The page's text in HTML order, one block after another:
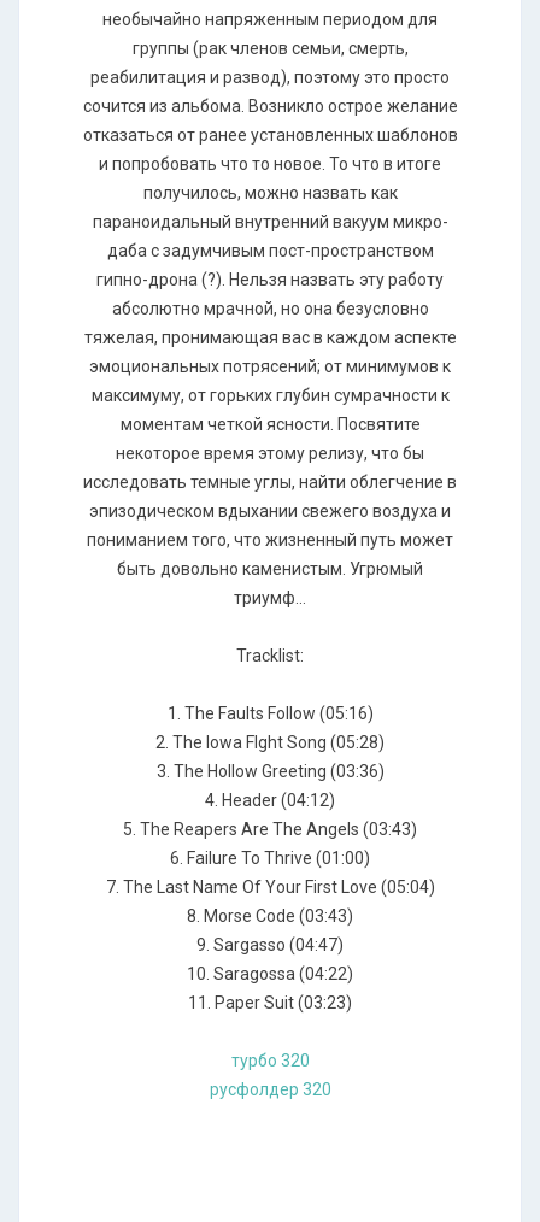
необычайно напряженным периодом для
группы (рак членов семьи, смерть,
реабилитация и развод), поэтому это просто
сочится из альбома. Возникло острое желание
отказаться от ранее установленных шаблонов
и попробовать что то новое. То что в итоге
получилось, можно назвать как
параноидальный внутренний вакуум микро-
даба с задумчивым пост-пространством
гипно-дрона (?). Нельзя назвать эту работу
абсолютно мрачной, но она безусловно
тяжелая, пронимающая вас в каждом аспекте
эмоциональных потрясений; от минимумов к
максимуму, от горьких глубин сумрачности к
моментам четкой ясности. Посвятите
некоторое время этому релизу, что бы
исследовать темные углы, найти облегчение в
эпизодическом вдыхании свежего воздуха и
пониманием того, что жизненный путь может
быть довольно каменистым. Угрюмый
триумф...
Tracklist:
1. The Faults Follow (05:16)
2. The Iowa FIght Song (05:28)
3. The Hollow Greeting (03:36)
4. Header (04:12)
5. The Reapers Are The Angels (03:43)
6. Failure To Thrive (01:00)
7. The Last Name Of Your First Love (05:04)
8. Morse Code (03:43)
9. Sargasso (04:47)
10. Saragossa (04:22)
11. Paper Suit (03:23)
турбо 320
русфолдер 320